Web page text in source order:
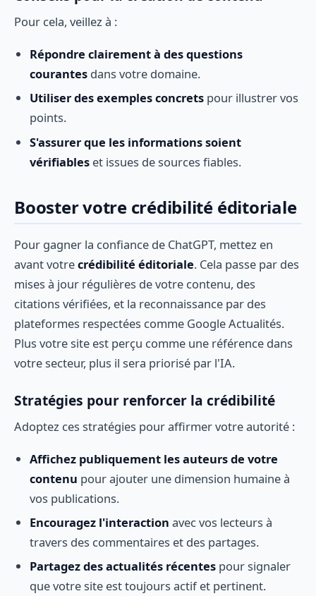
Pour cela, veillez à :
Répondre clairement à des questions
courantes dans votre domaine.
Utiliser des exemples concrets pour illustrer vos
points.
S'assurer que les informations soient
vérifiables et issues de sources fiables.
Booster votre crédibilité éditoriale
Pour gagner la confiance de ChatGPT, mettez en
avant votrecrédibilité éditoriale. Cela passe par des
mises à jour régulières de votre contenu, des
citations vérifiées, et la reconnaissance par des
plateformes respectées comme Google Actualités.
Plus votre site est perçu comme une référence dans
votre secteur, plus il sera priorisé par l'IA.
Stratégies pour renforcer la crédibilité
Adoptez ces stratégies pour affirmer votre autorité :
Affichez publiquement les auteurs de votre
contenu pour ajouter une dimension humaine à
vos publications.
Encouragez l'interaction avec vos lecteurs à
travers des commentaires et des partages.
Partagez des actualités récentes pour signaler
que votre site est toujours actif et pertinent.